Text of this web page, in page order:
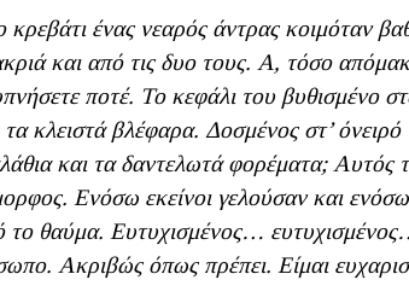
ένας νεαρός άντρας κοιμόταν
και από τις δυο τους. Α, τόσο
ποτέ. Το κεφάλι του βυθισμένο
κλειστά βλέφαρα. Δοσμένος στ’ όνειρό
και τα δαντελωτά φορέματα; Αυτός
Ενόσω εκείνοι γελούσαν και
το θαύμα. Ευτυχισμένος…
Ακριβώς όπως πρέπει. Είμαι